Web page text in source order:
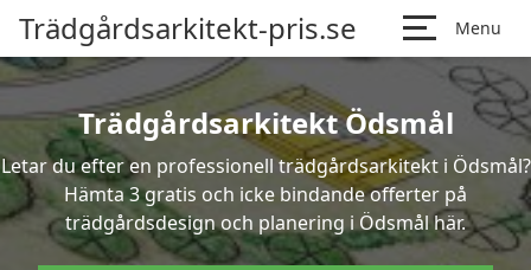
Trädgårdsarkitekt-pris.se Menu
Trädgårdsarkitekt Ödsmål
Letar du efter en professionell trädgårdsarkitekt i Ödsmål?
Hämta 3 gratis och icke bindande offerter på
trädgårdsdesign och planering i Ödsmål här.